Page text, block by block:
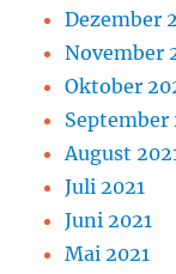
Dezember
November
Oktober
September
August
Juli 2021
Juni 2021
Mai 2021